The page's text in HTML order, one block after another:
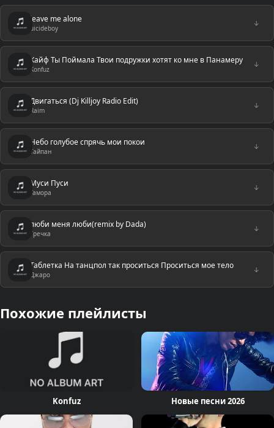
leave me alone
uicideboy
↓
Кайф Ты Поймала Твои подружки хотят ко мне в Панамеру
Konfuz
↓
Двигаться (Dj Killjoy Radio Edit)
Raim
↓
Небо голубое спрячь мои покои
Тайпан
↓
Муси Пуси
Гамора
↓
люби меня люби(remix by Dada)
Гречка
↓
Таблетка На танцпол так проситься Проситься мое тело
Джаро
↓
Похожие плейлисты
Konfuz Новые песни 2026